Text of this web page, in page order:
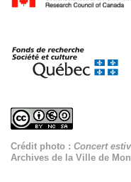
Crédit photo : Concert
Archives de la Ville de